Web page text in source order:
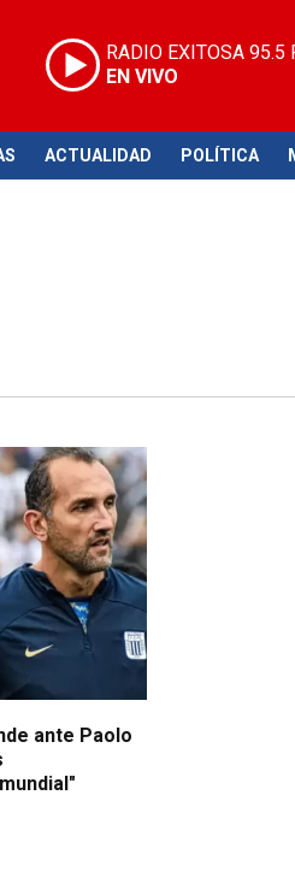
RADIO EXITOSA 95.5
EN VIVO
ACTUALIDAD POLÍTICA
ante Paolo